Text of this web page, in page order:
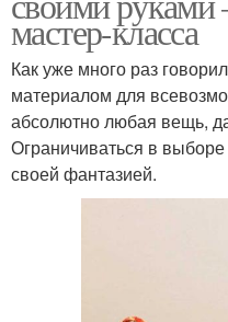
мастер-класса
Как уже много раз
материалом для
абсолютно любая вещь,
Ограничиваться в
своей фантазией.